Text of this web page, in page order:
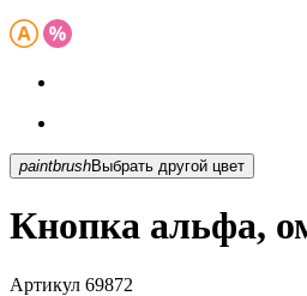
paintbrush Выбрать другой цвет
Кнопка альфа,
Артикул 69872